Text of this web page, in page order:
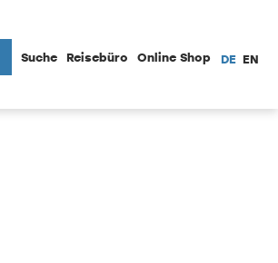
Suche Reisebüro Online Shop DE EN